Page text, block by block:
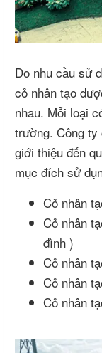
Do nhu cầu sử
cỏ nhân tạo
nhau. Mỗi loại
trường. Công ty
giới thiệu đến
mục đích sử
Cỏ nhân
Cỏ nhân
đình )
Cỏ nhân
Cỏ nhân
Cỏ nhân